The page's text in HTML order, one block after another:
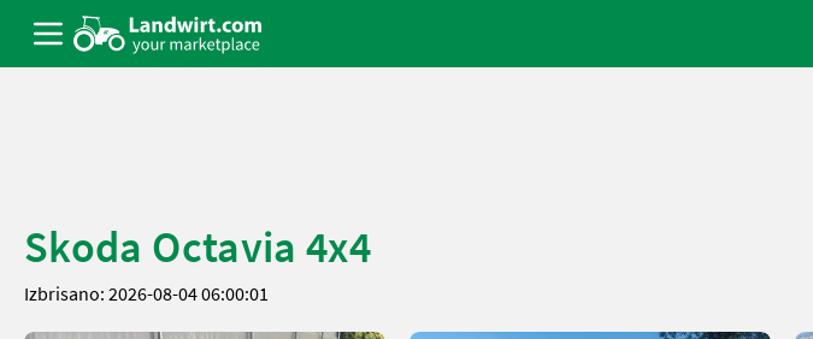
Skoda Octavia 4x4
Izbrisano: 2026-08-04 06:00:01